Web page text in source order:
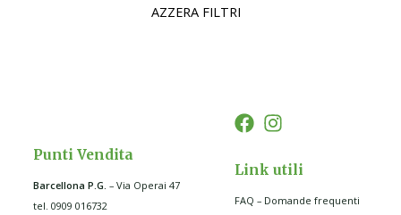
AZZERA FILTRI
Punti Vendita
Barcellona P.G. – Via Operai 47
tel. 0909 016732
Link utili
FAQ – Domande frequenti